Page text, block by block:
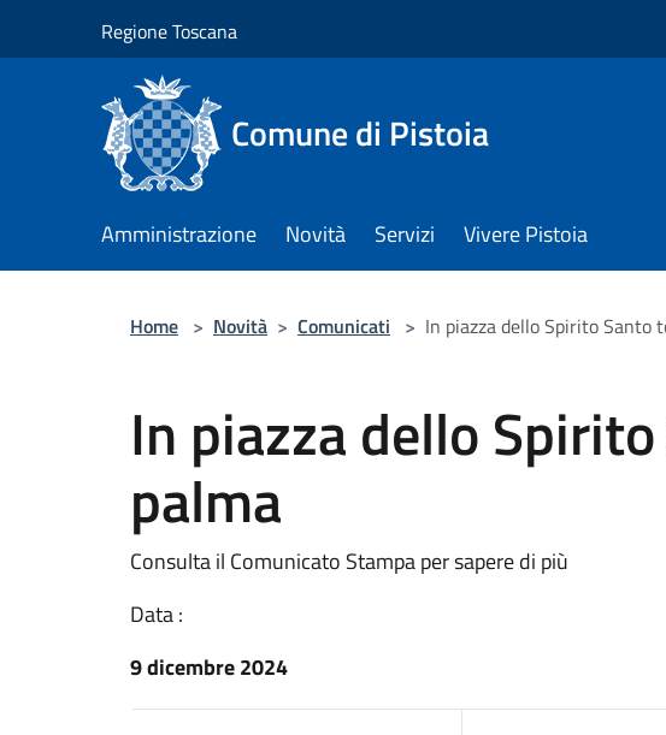
Regione Toscana
Comune di Pistoia
Amministrazione Novità Servizi Vivere Pistoia
Home > Novità > Comunicati > In piazza dello Spirito Santo
In piazza dello
palma
Consulta il Comunicato Stampa per sapere di più
Data :
9 dicembre 2024